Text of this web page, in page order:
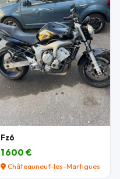
Fz6
1 600 €
Châteauneuf-les-Martigues